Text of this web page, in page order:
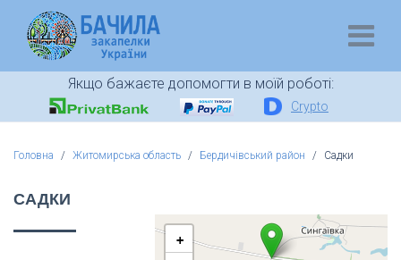
Якщо бажаєте допомогти в моїй роботі:
Crypto
Головна Житомирська область Бердичівський район Садки
САДКИ
+